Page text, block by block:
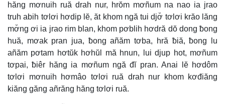
hăng mơnuih ruă drah nur, hrŏm mơñum na nao ia jrao
truh abih tơlơi hơdip lĕ, ăt khom ngă tui djơ̆ tơlơi krăo lăng
mơ̆ng ơi ia jrao rim blan, khom pơblih hơdră dŏ dong ƀong
huă, mơak pran jua, ƀong añăm tơba, hră ƀiă, ƀong lu
añăm pơtam hơtŭk hơhŭl mă hnun, lui djup hot, mơñum
tơpai, ƀiêr hăng ia mơñum ngă đĭ pran. Anai lĕ hơdôm
tơlơi mơnuih hơmâo tơlơi ruă drah nur khom kơđiăng
kiăng găng añrăng hăng tơlơi ruă.